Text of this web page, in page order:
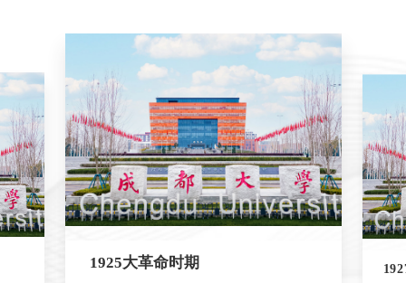
1925大革命时期